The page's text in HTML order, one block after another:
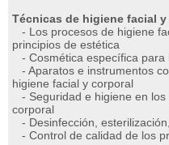
Técnicas de higiene facial
- Los procesos de higiene
principios de estética
- Cosmética específica para
- Aparatos e instrumentos
higiene facial y corporal
- Seguridad e higiene en
corporal
- Desinfección,
- Control de calidad de los